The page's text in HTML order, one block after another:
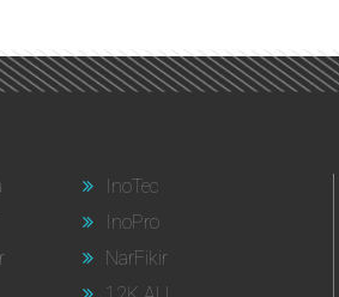
InoTec
InoPro
NarFikir